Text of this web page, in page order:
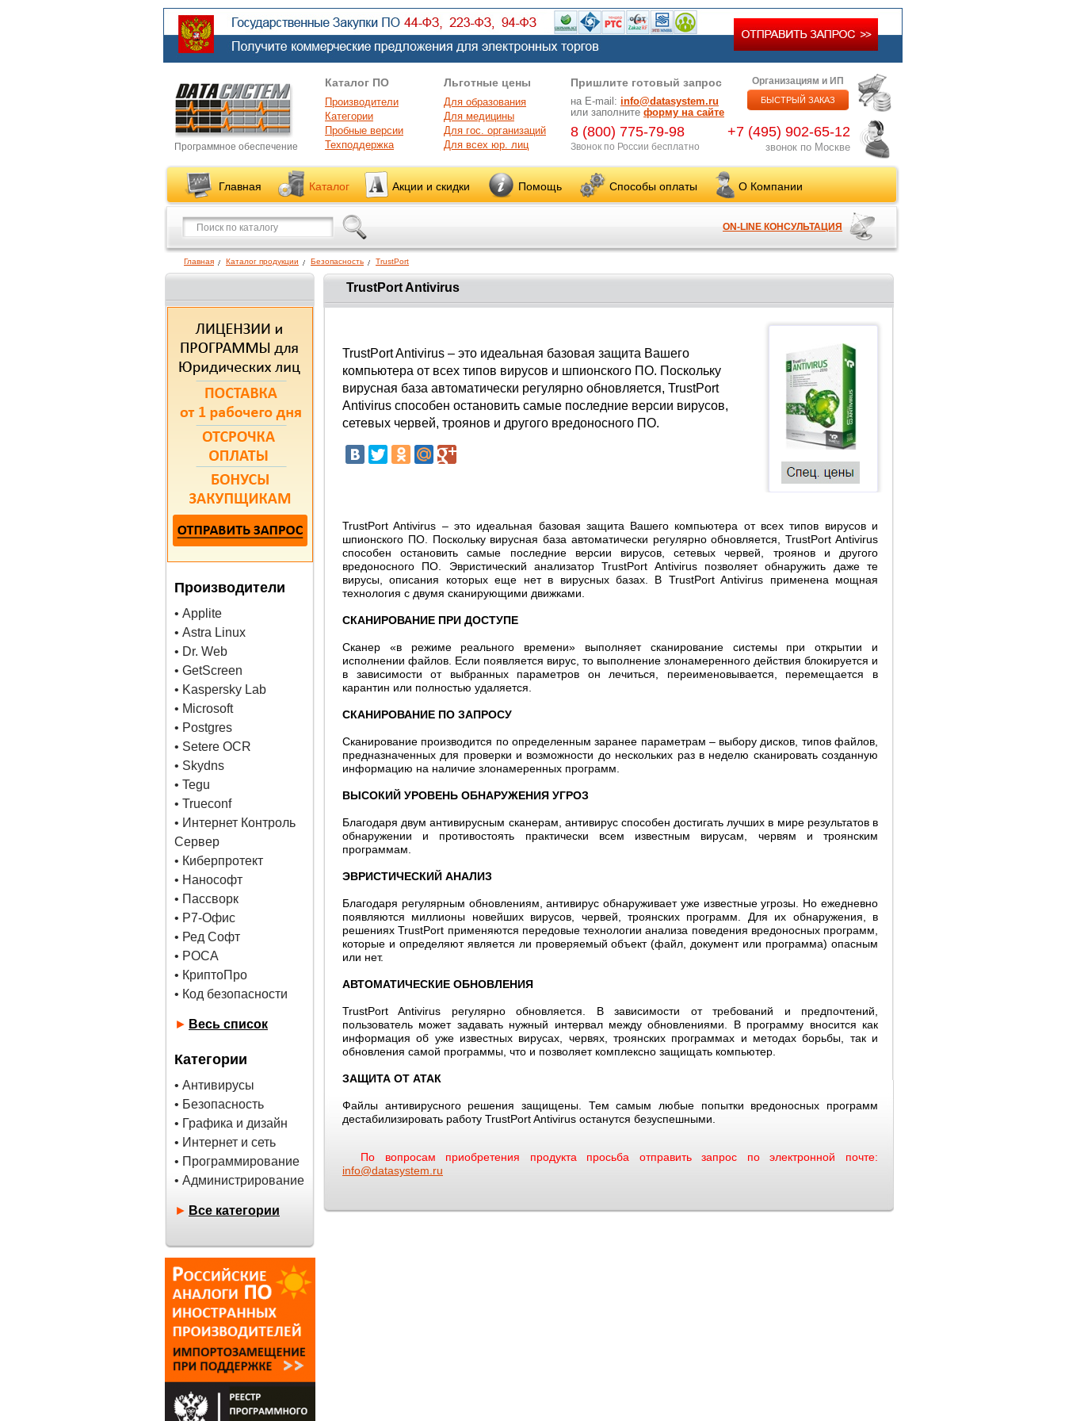
Программное обеспечение
Каталог ПО
Производители
Категории
Пробные версии
Техподдержка
Льготные цены
Для образования
Для медицины
Для гос. организаций
Для всех юр. лиц
Пришлите готовый запрос
на E-mail: info@datasystem.ru
или заполните форму на сайте
8 (800) 775-79-98
Звонок по России бесплатно
Организациям и ИП
БЫСТРЫЙ ЗАКАЗ
+7 (495) 902-65-12
звонок по Москве
Главная Каталог Акции и скидки Помощь Способы оплаты О Компании
ON-LINE КОНСУЛЬТАЦИЯ
Главная Каталог продукции Безопасность TrustPort
Производители
• Applite
• Astra Linux
• Dr. Web
• GetScreen
• Kaspersky Lab
• Microsoft
• Postgres
• Setere OCR
• Skydns
• Tegu
• Trueconf
• Интернет Контроль
Сервер
• Киберпротект
• Нанософт
• Пассворк
• Р7-Офис
• Ред Софт
• РОСА
• КриптоПро
• Код безопасности
► Весь список
Категории
• Антивирусы
• Безопасность
• Графика и дизайн
• Интернет и сеть
• Программирование
• Администрирование
► Все категории
TrustPort Antivirus
TrustPort Antivirus – это идеальная базовая защита Вашего
компьютера от всех типов вирусов и шпионского ПО. Поскольку
вирусная база автоматически регулярно обновляется, TrustPort
Antivirus способен остановить самые последние версии вирусов,
сетевых червей, троянов и другого вредоносного ПО.
TrustPort Antivirus – это идеальная базовая защита Вашего компьютера от всех типов вирусов и
шпионского ПО. Поскольку вирусная база автоматически регулярно обновляется, TrustPort Antivirus
способен остановить самые последние версии вирусов, сетевых червей, троянов и другого
вредоносного ПО. Эвристический анализатор TrustPort Antivirus позволяет обнаружить даже те
вирусы, описания которых еще нет в вирусных базах. В TrustPort Antivirus применена мощная
технология с двумя сканирующими движками.
СКАНИРОВАНИЕ ПРИ ДОСТУПЕ
Сканер «в режиме реального времени» выполняет сканирование системы при открытии и
исполнении файлов. Если появляется вирус, то выполнение злонамеренного действия блокируется и
в зависимости от выбранных параметров он лечиться, переименовывается, перемещается в
карантин или полностью удаляется.
СКАНИРОВАНИЕ ПО ЗАПРОСУ
Сканирование производится по определенным заранее параметрам – выбору дисков, типов файлов,
предназначенных для проверки и возможности до нескольких раз в неделю сканировать созданную
информацию на наличие злонамеренных программ.
ВЫСОКИЙ УРОВЕНЬ ОБНАРУЖЕНИЯ УГРОЗ
Благодаря двум антивирусным сканерам, антивирус способен достигать лучших в мире результатов в
обнаружении и противостоять практически всем известным вирусам, червям и троянским
программам.
ЭВРИСТИЧЕСКИЙ АНАЛИЗ
Благодаря регулярным обновлениям, антивирус обнаруживает уже известные угрозы. Но ежедневно
появляются миллионы новейших вирусов, червей, троянских программ. Для их обнаружения, в
решениях TrustPort применяются передовые технологии анализа поведения вредоносных программ,
которые и определяют является ли проверяемый объект (файл, документ или программа) опасным
или нет.
АВТОМАТИЧЕСКИЕ ОБНОВЛЕНИЯ
TrustPort Antivirus регулярно обновляется. В зависимости от требований и предпочтений,
пользователь может задавать нужный интервал между обновлениями. В программу вносится как
информация об уже известных вирусах, червях, троянских программах и методах борьбы, так и
обновления самой программы, что и позволяет комплексно защищать компьютер.
ЗАЩИТА ОТ АТАК
Файлы антивирусного решения защищены. Тем самым любые попытки вредоносных программ
дестабилизировать работу TrustPort Antivirus останутся безуспешными.
По вопросам приобретения продукта просьба отправить запрос по электронной почте:
info@datasystem.ru